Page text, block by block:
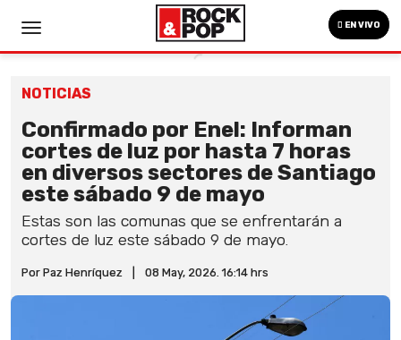
EN VIVO
NOTICIAS
Confirmado por Enel: Informan
cortes de luz por hasta 7 horas
en diversos sectores de Santiago
este sábado 9 de mayo
Estas son las comunas que se enfrentarán a
cortes de luz este sábado 9 de mayo.
Por Paz Henríquez 08 May, 2026. 16:14 hrs